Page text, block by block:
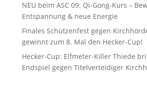
NEU beim ASC 09: Qi-Gong-Kurs –
Entspannung & neue Energie
Finales Schützenfest gegen
gewinnt zum 8. Mal den Hecker-Cup!
Hecker-Cup: Elfmeter-Killer Thiede
Endspiel gegen Titelverteidiger